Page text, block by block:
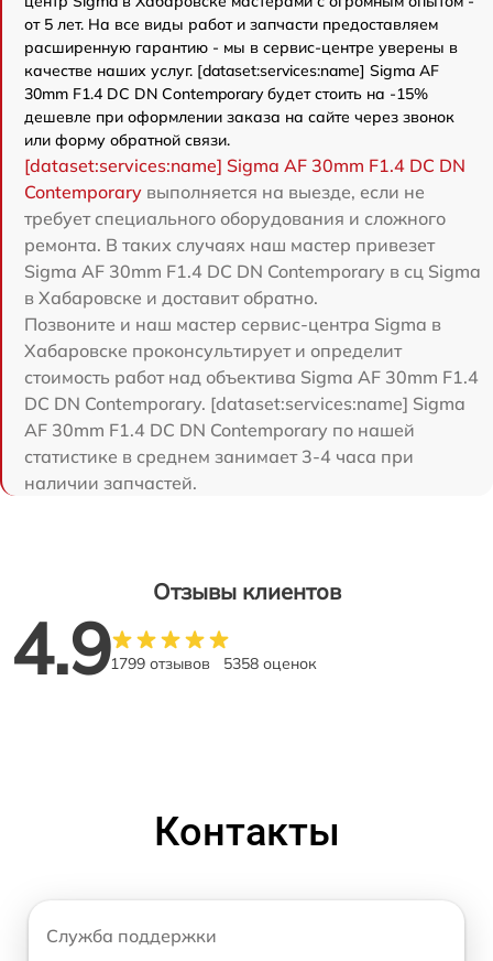
от 5 лет. На все виды работ и запчасти предоставляем
расширенную гарантию - мы в сервис-центре уверены в
качестве наших услуг. [dataset:services:name] Sigma AF
30mm F1.4 DC DN Contemporary будет стоить на -15%
дешевле при оформлении заказа на сайте через звонок
или форму обратной связи.
[dataset:services:name] Sigma AF 30mm F1.4 DC DN
Contemporary выполняется на выезде, если не
требует специального оборудования и сложного
ремонта. В таких случаях наш мастер привезет
Sigma AF 30mm F1.4 DC DN Contemporary в сц Sigma
в Хабаровске и доставит обратно.
Позвоните и наш мастер сервис-центра Sigma в
Хабаровске проконсультирует и определит
стоимость работ над объектива Sigma AF 30mm F1.4
DC DN Contemporary. [dataset:services:name] Sigma
AF 30mm F1.4 DC DN Contemporary по нашей
статистике в среднем занимает 3-4 часа при
наличии запчастей.
Отзывы клиентов
4.91799 отзывов 5358 оценок
Контакты
Служба поддержки